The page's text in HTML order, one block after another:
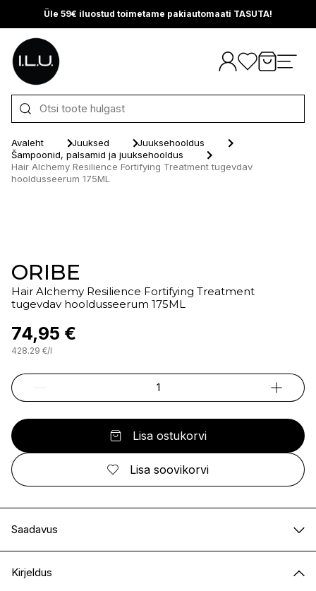
Üle 59€ iluostud toimetame pakiautomaati TASUTA!
Otse sisu juurde
Avaleht Juuksed
Juuksehooldus
Šampoonid, palsamid ja juuksehooldus
Hair Alchemy Resilience Fortifying Treatment tugevdav
hooldusseerum 175ML
ORIBE
Hair Alchemy Resilience Fortifying Treatment
tugevdav hooldusseerum 175ML
74,95 €
428.29 €/l
Lisa ostukorvi
Lisa soovikorvi
Saadavus
I.L.U. Kristiine
Kirjeldus